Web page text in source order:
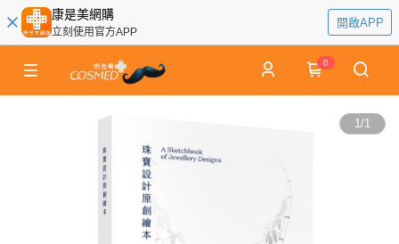
康是美網購
立刻使用官方APP
開啟APP
0
1/1